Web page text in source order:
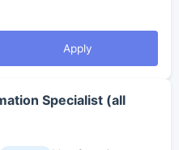
Apply
Specialist (all